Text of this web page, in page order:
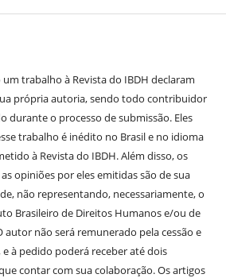
trabalho à Revista do IBDH declaram
própria autoria, sendo todo contribuidor
durante o processo de submissão. Eles
trabalho é inédito no Brasil e no idioma
à Revista do IBDH. Além disso, os
opiniões por eles emitidas são de sua
não representando, necessariamente, o
Brasileiro de Direitos Humanos e/ou de
autor não será remunerado pela cessão e
à pedido poderá receber até dois
contar com sua colaboração. Os artigos